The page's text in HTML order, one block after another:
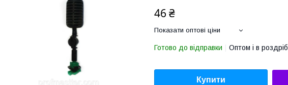
46 ₴
Показати оптові ціни
Готово до відправки Оптом і в роздріб
Купити